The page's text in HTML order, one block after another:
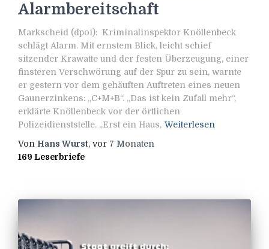
Alarmbereitschaft
Markscheid (dpoi): Kriminalinspektor Knöllenbeck
schlägt Alarm. Mit ernstem Blick, leicht schief
sitzender Krawatte und der festen Überzeugung, einer
finsteren Verschwörung auf der Spur zu sein, warnte
er gestern vor dem gehäuften Auftreten eines neuen
Gaunerzinkens: „C+M+B“. „Das ist kein Zufall mehr“,
erklärte Knöllenbeck vor der örtlichen
Polizeidienststelle. „Erst ein Haus, Weiterlesen
Von Hans Wurst, vor 7 Monaten
169 Leserbriefe